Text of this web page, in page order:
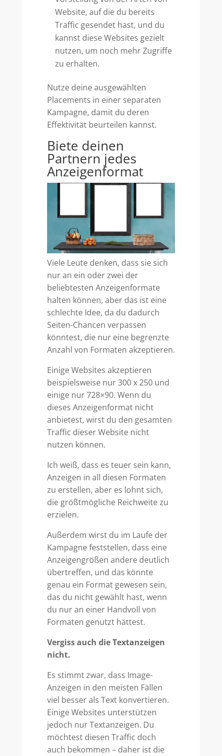
Website, auf die du bereits
Traffic gesendet hast, und du
kannst diese Websites gezielt
nutzen, um noch mehr Zugriffe
zu erhalten.
Nutze deine ausgewählten
Placements in einer separaten
Kampagne, damit du deren
Effektivität beurteilen kannst.
Biete deinen
Partnern jedes
Anzeigenformat
Viele Leute denken, dass sie sich
nur an ein oder zwei der
beliebtesten Anzeigenformate
halten können, aber das ist eine
schlechte Idee, da du dadurch
Seiten-Chancen verpassen
könntest, die nur eine begrenzte
Anzahl von Formaten akzeptieren.
Einige Websites akzeptieren
beispielsweise nur 300 x 250 und
einige nur 728×90. Wenn du
dieses Anzeigenformat nicht
anbietest, wirst du den gesamten
Traffic dieser Website nicht
nutzen können.
Ich weiß, dass es teuer sein kann,
Anzeigen in all diesen Formaten
zu erstellen, aber es lohnt sich,
die größtmögliche Reichweite zu
erzielen.
Außerdem wirst du im Laufe der
Kampagne feststellen, dass eine
Anzeigengrößen andere deutlich
übertreffen, und das könnte
genau ein Format gewesen sein,
das du nicht gewählt hast, wenn
du nur an einer Handvoll von
Formaten genutzt hättest.
Vergiss auch die Textanzeigen
nicht.
Es stimmt zwar, dass Image-
Anzeigen in den meisten Fällen
viel besser als Text konvertieren.
Einige Websites unterstützen
jedoch nur Textanzeigen. Du
möchtest diesen Traffic doch
auch bekommen – daher ist die